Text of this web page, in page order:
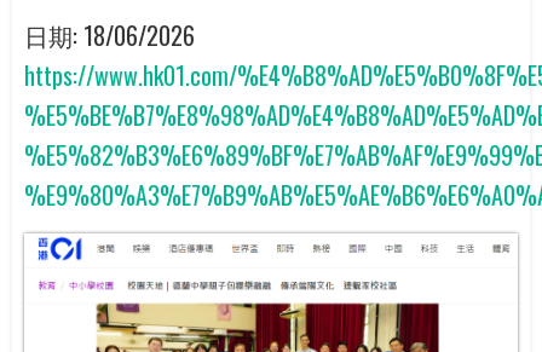
日期: 18/06/2026
https://www.hk01.com/